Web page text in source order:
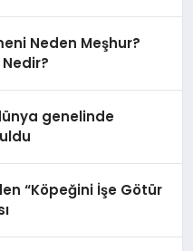
Neden Meşhur?
Nedir?
genelinde
“Köpeğini İşe Götür